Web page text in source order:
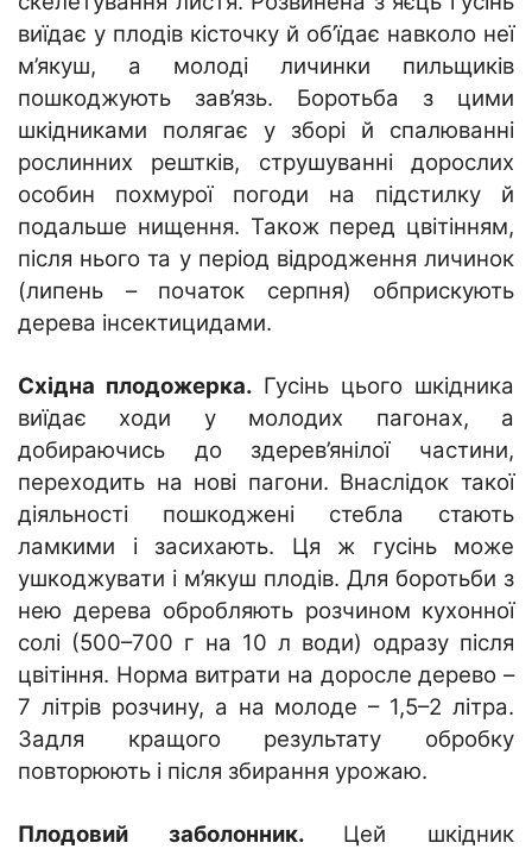
виїдає у плодів кісточку й об’їдає навколо неї
м’якуш, а молоді личинки пильщиків
пошкоджують зав’язь. Боротьба з цими
шкідниками полягає у зборі й спалюванні
рослинних рештків, струшуванні дорослих
особин похмурої погоди на підстилку й
подальше нищення. Також перед цвітінням,
після нього та у період відродження личинок
(липень – початок серпня) обприскують
дерева інсектицидами.
Східна плодожерка. Гусінь цього шкідника
виїдає ходи у молодих пагонах, а
добираючись до здерев’янілої частини,
переходить на нові пагони. Внаслідок такої
діяльності пошкоджені стебла стають
ламкими і засихають. Ця ж гусінь може
ушкоджувати і м’якуш плодів. Для боротьби з
нею дерева обробляють розчином кухонної
солі (500–700 г на 10 л води) одразу після
цвітіння. Норма витрати на доросле дерево –
7 літрів розчину, а на молоде – 1,5–2 літра.
Задля кращого результату обробку
повторюють і після збирання урожаю.
Плодовий заболонник. Цей шкідник